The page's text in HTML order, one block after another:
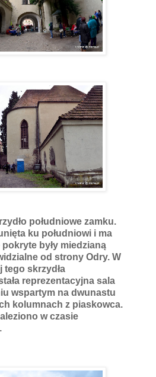
południowe zamku.
ku południowi i ma
były miedzianą
od strony Odry. W
skrzydła
reprezentacyjna sala
wspartym na dwunastu
kolumnach z piaskowca.
w czasie